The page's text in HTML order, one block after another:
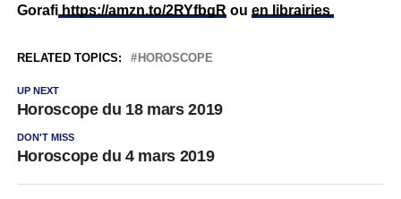
Gorafihttps://amzn.to/2RYfbgR ou en librairies
RELATED TOPICS: HOROSCOPE
UP NEXT
Horoscope du 18 mars 2019
DON'T MISS
Horoscope du 4 mars 2019